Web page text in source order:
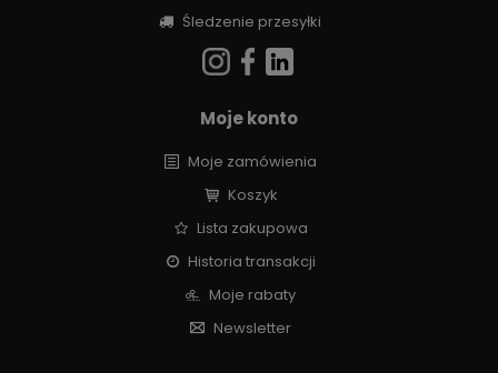
Śledzenie przesyłki
Moje konto
Moje zamówienia
Koszyk
Lista zakupowa
Historia transakcji
Moje rabaty
Newsletter